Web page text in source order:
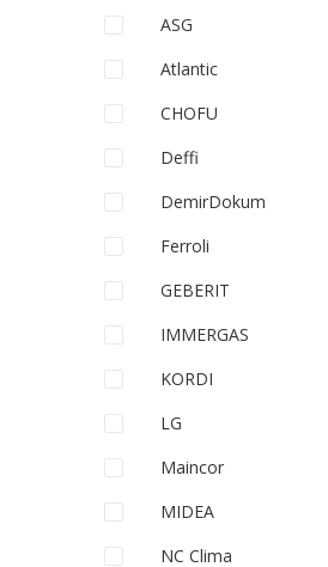
ASG
Atlantic
CHOFU
Deffi
DemirDokum
Ferroli
GEBERIT
IMMERGAS
KORDI
LG
Maincor
MIDEA
NC Clima